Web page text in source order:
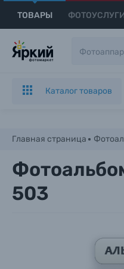
ТОВАРЫ
Каталог товаров
Главная страница
503